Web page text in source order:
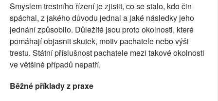
Smyslem trestního řízení je zjistit, co se stalo, kdo čin
spáchal, z jakého důvodu jednal a jaké následky jeho
jednání způsobilo. Důležité jsou proto okolnosti, které
pomáhají objasnit skutek, motiv pachatele nebo výši
trestu. Státní příslušnost pachatele mezi takové okolnosti
ve většině případů nepatří.
Běžné příklady z praxe